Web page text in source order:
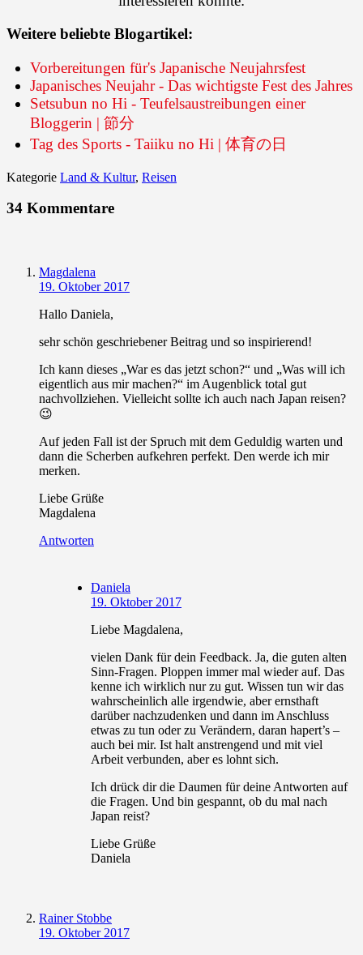
Weitere beliebte Blogartikel:
Vorbereitungen für's Japanische Neujahrsfest
Japanisches Neujahr - Das wichtigste Fest des Jahres
Setsubun no Hi - Teufelsaustreibungen einer
Bloggerin | 節分
Tag des Sports - Taiiku no Hi | 体育の日
Kategorie Land & Kultur, Reisen
34 Kommentare
Magdalena
19. Oktober 2017
Hallo Daniela,
sehr schön geschriebener Beitrag und so inspirierend!
Ich kann dieses „War es das jetzt schon?“ und „Was will ich
eigentlich aus mir machen?“ im Augenblick total gut
nachvollziehen. Vielleicht sollte ich auch nach Japan reisen?
😉
Auf jeden Fall ist der Spruch mit dem Geduldig warten und
dann die Scherben aufkehren perfekt. Den werde ich mir
merken.
Liebe Grüße
Magdalena
Antworten
Daniela
19. Oktober 2017
Liebe Magdalena,
vielen Dank für dein Feedback. Ja, die guten alten
Sinn-Fragen. Ploppen immer mal wieder auf. Das
kenne ich wirklich nur zu gut. Wissen tun wir das
wahrscheinlich alle irgendwie, aber ernsthaft
darüber nachzudenken und dann im Anschluss
etwas zu tun oder zu Verändern, daran hapert’s –
auch bei mir. Ist halt anstrengend und mit viel
Arbeit verbunden, aber es lohnt sich.
Ich drück dir die Daumen für deine Antworten auf
die Fragen. Und bin gespannt, ob du mal nach
Japan reist?
Liebe Grüße
Daniela
Rainer Stobbe
19. Oktober 2017